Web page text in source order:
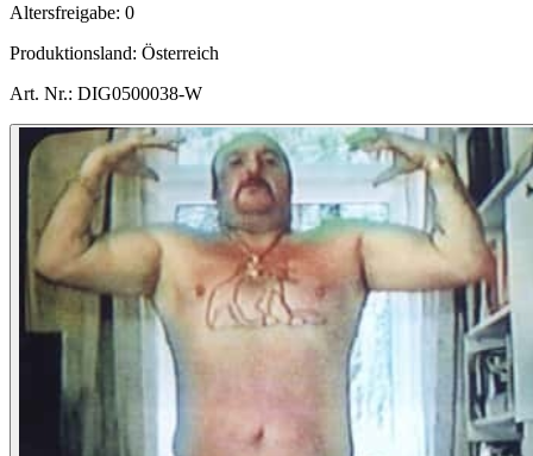
Altersfreigabe: 0
Produktionsland: Österreich
Art. Nr.: DIG0500038-W